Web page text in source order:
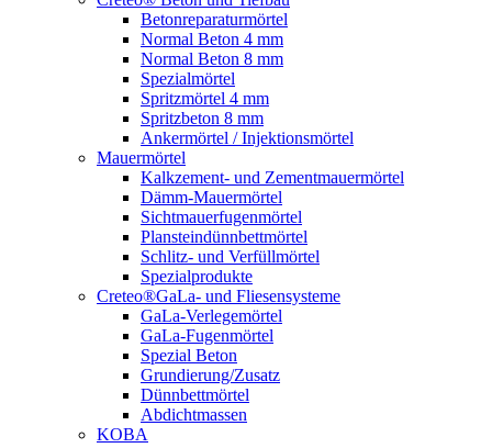
Betonreparaturmörtel
Normal Beton 4 mm
Normal Beton 8 mm
Spezialmörtel
Spritzmörtel 4 mm
Spritzbeton 8 mm
Ankermörtel / Injektionsmörtel
Mauermörtel
Kalkzement- und Zementmauermörtel
Dämm-Mauermörtel
Sichtmauerfugenmörtel
Plansteindünnbettmörtel
Schlitz- und Verfüllmörtel
Spezialprodukte
Creteo®GaLa- und Fliesensysteme
GaLa-Verlegemörtel
GaLa-Fugenmörtel
Spezial Beton
Grundierung/Zusatz
Dünnbettmörtel
Abdichtmassen
KOBA